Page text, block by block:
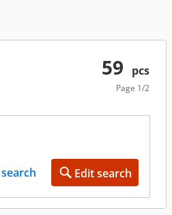
59 pcs
Page 1/2
Edit search